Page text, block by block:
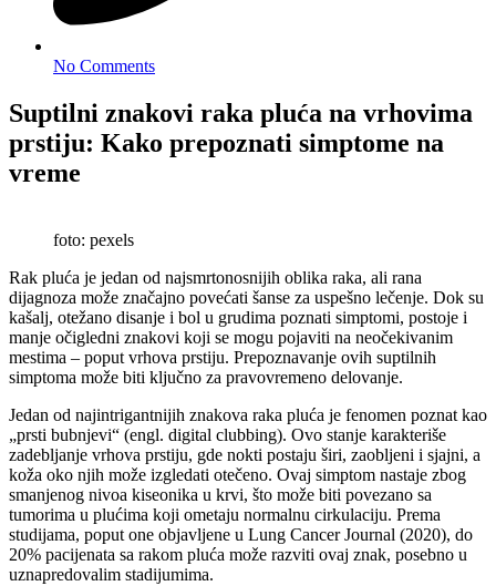
No Comments
Suptilni znakovi raka pluća na vrhovima
prstiju: Kako prepoznati simptome na
vreme
foto: pexels
Rak pluća je jedan od najsmrtonosnijih oblika raka, ali rana
dijagnoza može značajno povećati šanse za uspešno lečenje. Dok su
kašalj, otežano disanje i bol u grudima poznati simptomi, postoje i
manje očigledni znakovi koji se mogu pojaviti na neočekivanim
mestima – poput vrhova prstiju. Prepoznavanje ovih suptilnih
simptoma može biti ključno za pravovremeno delovanje.
Jedan od najintrigantnijih znakova raka pluća je fenomen poznat kao
„prsti bubnjevi“ (engl. digital clubbing). Ovo stanje karakteriše
zadebljanje vrhova prstiju, gde nokti postaju širi, zaobljeni i sjajni, a
koža oko njih može izgledati otečeno. Ovaj simptom nastaje zbog
smanjenog nivoa kiseonika u krvi, što može biti povezano sa
tumorima u plućima koji ometaju normalnu cirkulaciju. Prema
studijama, poput one objavljene u Lung Cancer Journal (2020), do
20% pacijenata sa rakom pluća može razviti ovaj znak, posebno u
uznapredovalim stadijumima.